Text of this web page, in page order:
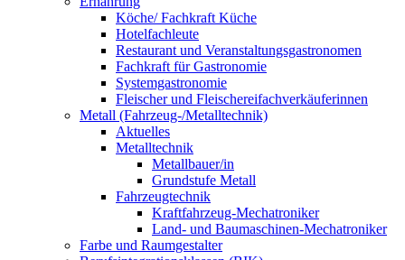
Köche/ Fachkraft Küche
Hotelfachleute
Restaurant und Veranstaltungsgastronomen
Fachkraft für Gastronomie
Systemgastronomie
Fleischer und Fleischereifachverkäuferinnen
Metall (Fahrzeug-/Metalltechnik)
Aktuelles
Metalltechnik
Metallbauer/in
Grundstufe Metall
Fahrzeugtechnik
Kraftfahrzeug-Mechatroniker
Land- und Baumaschinen-Mechatroniker
Farbe und Raumgestalter